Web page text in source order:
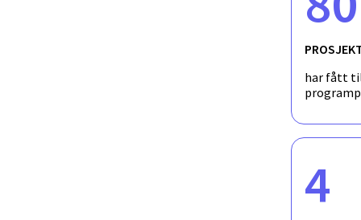
har fått
4